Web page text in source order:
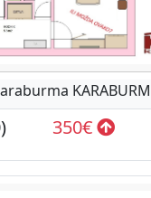
350€